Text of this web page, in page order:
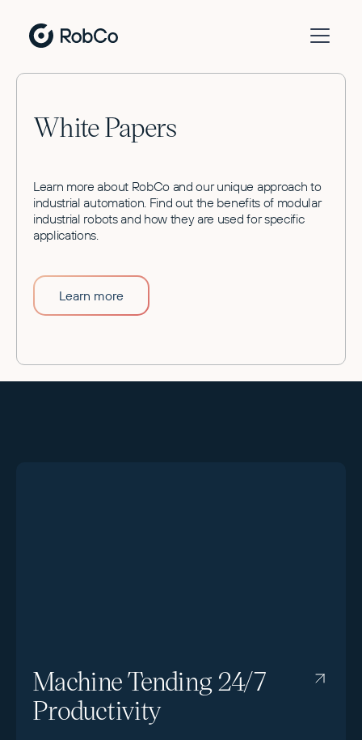
White Papers
Learn more about RobCo and our unique approach to
industrial automation. Find out the benefits of modular
industrial robots and how they are used for specific
applications.
Learn more
Machine Tending 24/7
Productivity